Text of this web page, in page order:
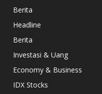
Berita
Headline
Berita
Investasi & Uang
Economy & Business
IDX Stocks